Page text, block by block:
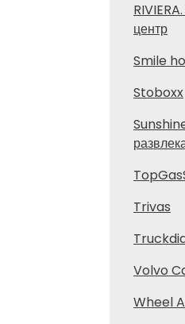
центр
Smile
Stoboxx
Trivas
Volvo
Wheel